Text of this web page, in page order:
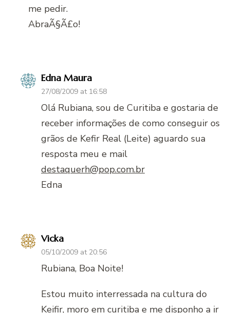
me pedir.
AbraÃ§Ã£o!
Edna Maura
27/08/2009 at 16:58
Olá Rubiana, sou de Curitiba e gostaria de
receber informações de como conseguir os
grãos de Kefir Real (Leite) aguardo sua
resposta meu e mail
destaquerh@pop.com.br
Edna
Vicka
05/10/2009 at 20:56
Rubiana, Boa Noite!
Estou muito interressada na cultura do
Keifir, moro em curitiba e me disponho a ir